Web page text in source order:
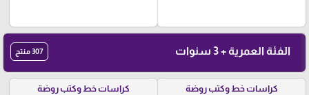
الفئة العمرية + 3 سنوات 307 منتج
كراسات خط وكتب روضة كراسات خط وكتب روضة